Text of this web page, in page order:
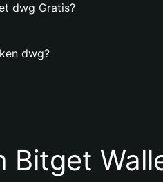
dwg Gratis?
dwg?
Bitget